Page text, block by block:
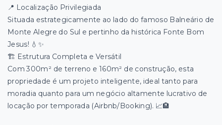
​📍 Localização Privilegiada
​Situada estrategicamente ao lado do famoso Balneário de
Monte Alegre do Sul e pertinho da histórica Fonte Bom
Jesus! 💧✨
​🏗️ Estrutura Completa e Versátil
​Com 300m² de terreno e 160m² de construção, esta
propriedade é um projeto inteligente, ideal tanto para
moradia quanto para um negócio altamente lucrativo de
locação por temporada (Airbnb/Booking). 📈🏨